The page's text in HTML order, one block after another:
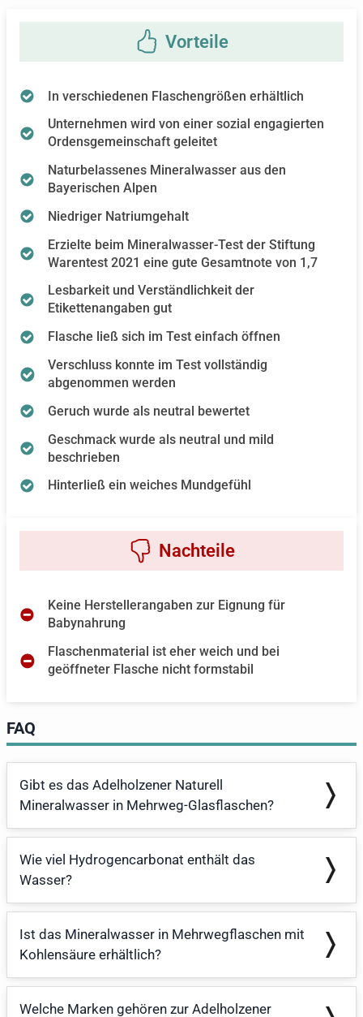
In verschiedenen Flaschengrößen erhältlich
Unternehmen wird von einer sozial engagierten
Ordensgemeinschaft geleitet
Naturbelassenes Mineralwasser aus den
Bayerischen Alpen
Niedriger Natriumgehalt
Erzielte beim Mineralwasser-Test der Stiftung
Warentest 2021 eine gute Gesamtnote von 1,7
Lesbarkeit und Verständlichkeit der
Etikettenangaben gut
Flasche ließ sich im Test einfach öffnen
Verschluss konnte im Test vollständig
abgenommen werden
Geruch wurde als neutral bewertet
Geschmack wurde als neutral und mild
beschrieben
Hinterließ ein weiches Mundgefühl
Keine Herstellerangaben zur Eignung für
Babynahrung
Flaschenmaterial ist eher weich und bei
geöffneter Flasche nicht formstabil
FAQ
Gibt es das Adelholzener Naturell
Mineralwasser in Mehrweg-Glasflaschen?
Wie viel Hydrogencarbonat enthält das
Wasser?
Ist das Mineralwasser in Mehrwegflaschen mit
Kohlensäure erhältlich?
Welche Marken gehören zur Adelholzener